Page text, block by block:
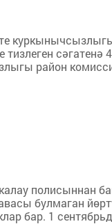
район
полисыннан
булмаган
бар. 1